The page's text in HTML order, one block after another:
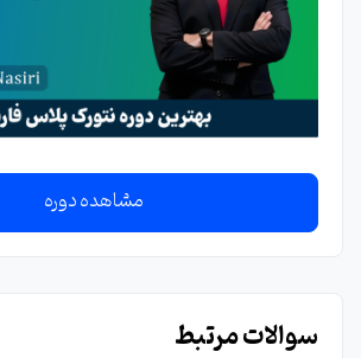
مشاهده دوره
سوالات مرتبط